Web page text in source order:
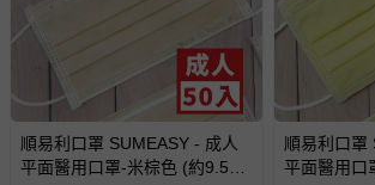
順易利口罩 SUMEASY - 成人
平面醫用口罩-米棕色 (約9.5cm
順易利口罩
平面醫用口